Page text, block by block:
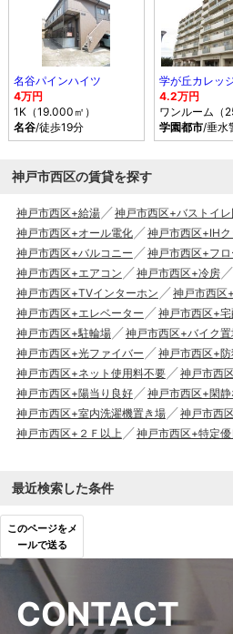
名谷パインハイツ
4万円
1K（19.000㎡）
名谷/徒歩19分
学が丘カレッ
4.2万円
ワンルーム（
学園都市/垂水
神戸市西区の賃貸を探す
神戸市西区+給湯 神戸市西区+バストイ
神戸市西区+オール電化
神戸市西区+IH
神戸市西区+バルコニー
神戸市西区+フ
神戸市西区+エアコン
神戸市西区+冷房
神戸市西区+TVインターホン
神戸市西区
神戸市西区+エレベーター
神戸市西区+宅
神戸市西区+駐輪場
神戸市西区+バイク
神戸市西区+光ファイバー
神戸市西区+防
神戸市西区+ネット使用料不要
神戸市西
神戸市西区+陽当り良好
神戸市西区+閑
神戸市西区+室内洗濯機置き場
神戸市西
神戸市西区+２Ｆ以上
神戸市西区+特定
最近検索した条件
このページをメ
ールで送る
CONTACT